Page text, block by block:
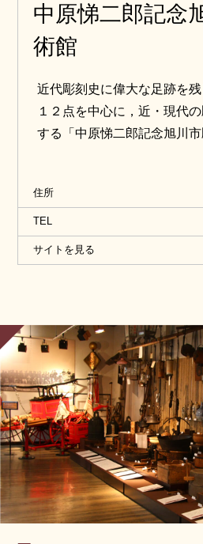
中原悌二郎記念
術館
近代彫刻史に偉大な足跡を
１２点を中心に，近・現代
する「中原悌二郎記念旭川
「旧旭川偕行社」と呼ばれ
洋風の本格的クラブ建築物で
でなく，窓廻りや天井のメ
で意匠がこらされており，
録されています。
住所
TEL
サイトを見る